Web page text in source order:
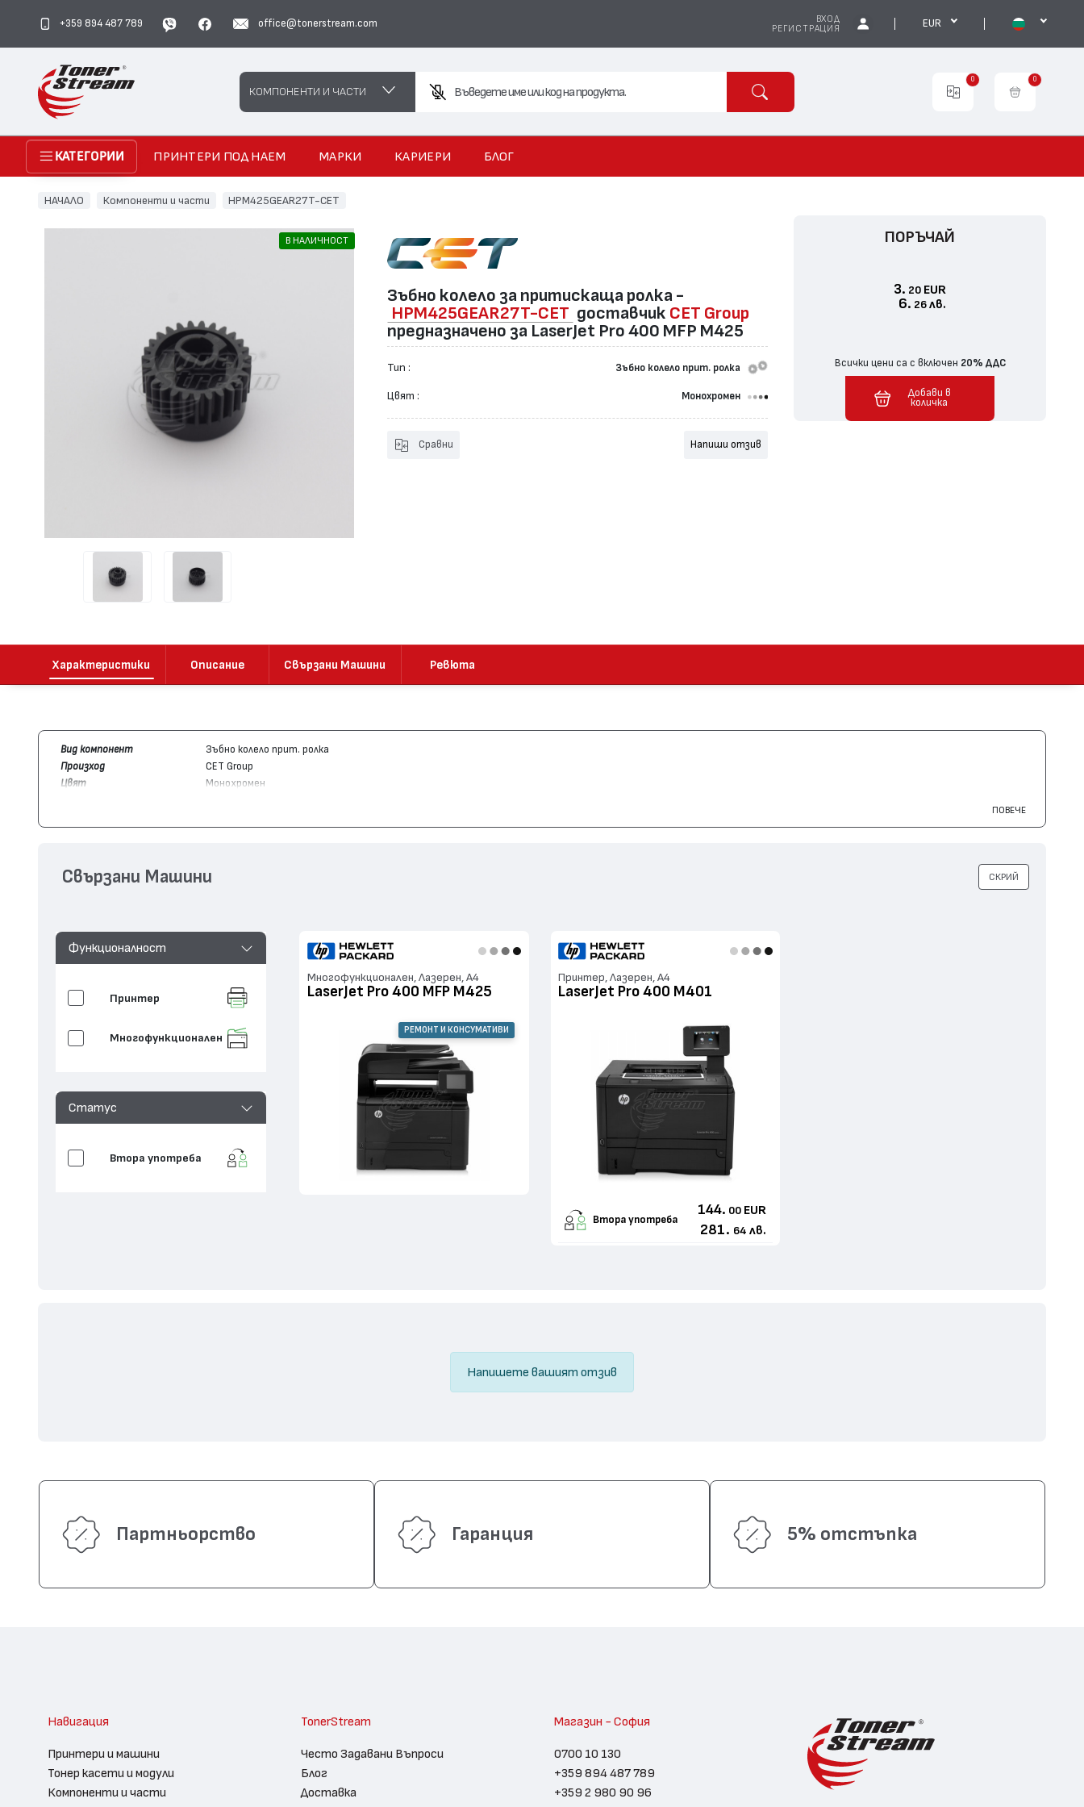
ВХОД
РЕГИСТРАЦИЯ
EUR
+359 894 487 789 office@tonerstream.com
Search
В
КОМПОНЕНТИ И ЧАСТИ
0 0
КАТЕГОРИИ ПРИНТЕРИ ПОД НАЕМ МАРКИ КАРИЕРИ БЛОГ
НАЧАЛО Компоненти и части HPM425GEAR27T-CET
В НАЛИЧНОСТ
Зъбно колело за притискаща ролка -
HPM425GEAR27T-CET доставчик CET Group
предназначено за LaserJet Pro 400 MFP M425
Тип : Зъбно колело прит. ролка
Цвят : Монохромен
Сравни Напиши отзив
ПОРЪЧАЙ
3. 20 EUR
6. 26 лв.
Всички цени са с включен 20% ДДС
Добавен в количка
Добави в
количка
Характеристики Описание Свързани Машини Ревюта
Вид компонент
Зъбно колело прит. ролка
Произход
CET Group
Цвят
Монохромен
ПОВЕЧЕ
Функционалност
Принтер
Многофункционален
Статус
Втора употреба
Многофункционален, Лазерен, А4
LaserJet Pro 400 MFP M425
РЕМОНТ И КОНСУМАТИВИ
Принтер, Лазерен, А4
LaserJet Pro 400 M401
Втора употреба
144. 00 EUR
281. 64 лв.
Свързани Машини СКРИЙ
Напишете вашият отзив
Партньорство Гаранция 5% отстъпка
Навигация
Принтери и машини
Тонер касети и модули
Компоненти и части
TonerStream
Често Задавани Въпроси
Блог
Доставка
Магазин - София
0700 10 130
+359 894 487 789
+359 2 980 90 96